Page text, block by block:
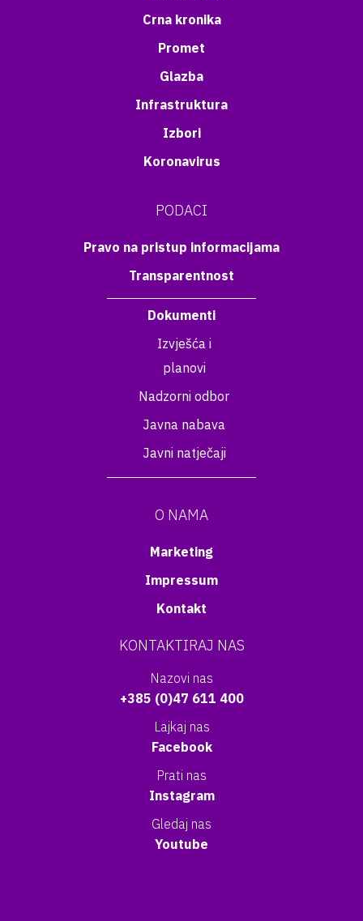
Crna kronika
Promet
Glazba
Infrastruktura
Izbori
Koronavirus
PODACI
Pravo na pristup informacijama
Transparentnost
Dokumenti
Izvješća i
planovi
Nadzorni odbor
Javna nabava
Javni natječaji
O NAMA
Marketing
Impressum
Kontakt
KONTAKTIRAJ NAS
Nazovi nas
+385 (0)47 611 400
Lajkaj nas
Facebook
Prati nas
Instagram
Gledaj nas
Youtube